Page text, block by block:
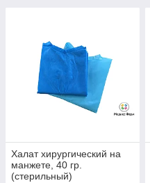
Халат хирургический на
манжете, 40 гр.
(стерильный)